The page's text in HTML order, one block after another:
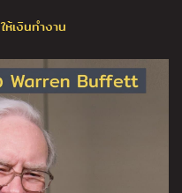
ให้เงินทำงาน